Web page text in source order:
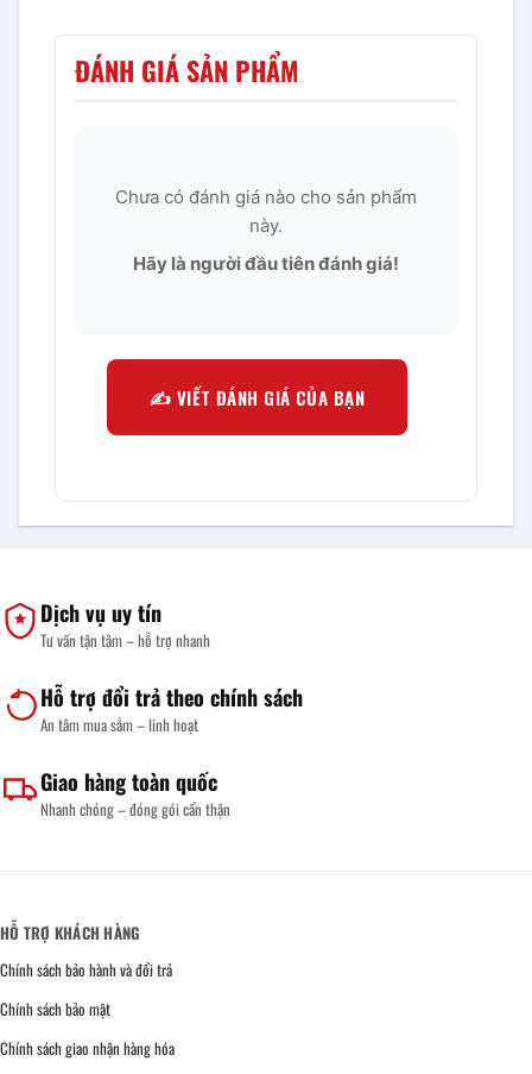
ĐÁNH GIÁ SẢN PHẨM
Chưa có đánh giá nào cho sản phẩm
này.
Hãy là người đầu tiên đánh giá!
✍️ VIẾT ĐÁNH GIÁ CỦA BẠN
Dịch vụ uy tín
Tư vấn tận tâm – hỗ trợ nhanh
Hỗ trợ đổi trả theo chính sách
An tâm mua sắm – linh hoạt
Giao hàng toàn quốc
Nhanh chóng – đóng gói cẩn thận
HỖ TRỢ KHÁCH HÀNG
Chính sách bảo hành và đổi trả
Chính sách bảo mật
Chính sách giao nhận hàng hóa